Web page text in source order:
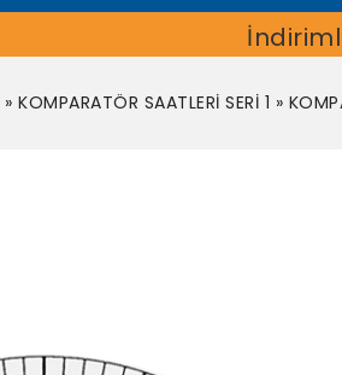
» KOMPARATÖR SAATLERİ SERİ 1 »